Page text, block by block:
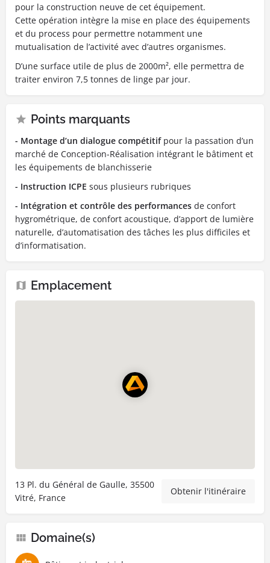
pour la construction neuve de cet équipement.
Cette opération intègre la mise en place des équipements
et du process pour permettre notamment une
mutualisation de l’activité avec d’autres organismes.
D’une surface utile de plus de 2000m², elle permettra de
traiter environ 7,5 tonnes de linge par jour.
Points marquants
- Montage d’un dialogue compétitifpour la passation d’un
marché de Conception-Réalisation intégrant le bâtiment et
les équipements de blanchisserie
- Instruction ICPE sous plusieurs rubriques
- Intégration et contrôle des performances de confort
hygrométrique, de confort acoustique, d’apport de lumière
naturelle, d’automatisation des tâches les plus difficiles et
d’informatisation.
Emplacement
13 Pl. du Général de Gaulle, 35500
Vitré, France
Obtenir l'itinéraire
Domaine(s)